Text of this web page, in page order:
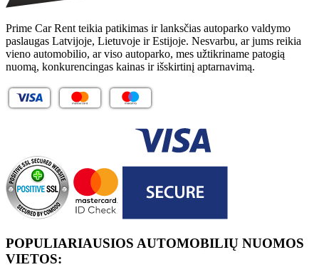
Prime Car Rent teikia patikimas ir lanksčias autoparko valdymo
paslaugas Latvijoje, Lietuvoje ir Estijoje. Nesvarbu, ar jums reikia
vieno automobilio, ar viso autoparko, mes užtikriname patogią
nuomą, konkurencingas kainas ir išskirtinį aptarnavimą.
POPULIARIAUSIOS AUTOMOBILIŲ NUOMOS
VIETOS: